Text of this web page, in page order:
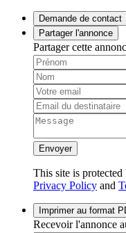
Demande de contact
Partager l'annonce
Partager cette
Envoyer
This site is
Privacy Policy and
Imprimer au format
Recevoir l'annonce